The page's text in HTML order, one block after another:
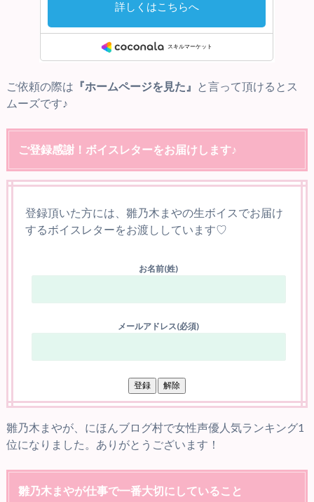
ご依頼の際は 『ホームページを見た』
と言って頂けるとス
ムーズです♪
ご登録感謝！ボイスレターをお届けします♪
登録頂いた方には、雛乃木まやの生ボイスでお届け
するボイスレターをお渡ししています♡
お名前(姓)
メールアドレス(必須)
雛乃木まやが、にほんブログ村で女性声優人気ランキング1
位になりました。ありがとうございます！
雛乃木まやが仕事で一番大切にしていること